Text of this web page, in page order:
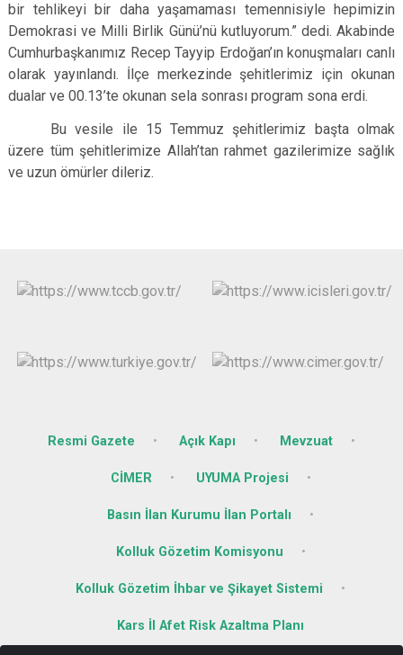
bir tehlikeyi bir daha yaşamaması temennisiyle hepimizin
Demokrasi ve Milli Birlik Günü’nü kutluyorum.” dedi. Akabinde
Cumhurbaşkanımız Recep Tayyip Erdoğan’ın konuşmaları canlı
olarak yayınlandı. İlçe merkezinde şehitlerimiz için okunan
dualar ve 00.13’te okunan sela sonrası program sona erdi.
Bu vesile ile 15 Temmuz şehitlerimiz başta olmak
üzere tüm şehitlerimize Allah’tan rahmet gazilerimize sağlık
ve uzun ömürler dileriz.
Resmi Gazete Açık Kapı Mevzuat
CİMER UYUMA Projesi
Basın İlan Kurumu İlan Portalı
Kolluk Gözetim Komisyonu
Kolluk Gözetim İhbar ve Şikayet Sistemi
Kars İl Afet Risk Azaltma Planı